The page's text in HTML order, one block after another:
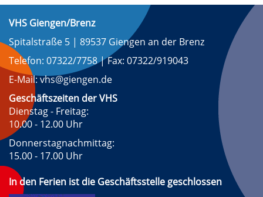
VHS Giengen/Brenz
Spitalstraße 5 | 89537 Giengen an der Brenz
Telefon: 07322/7758 | Fax: 07322/919043
E-Mail: vhs@giengen.de
Geschäftszeiten der VHS
Dienstag - Freitag:
10.00 - 12.00 Uhr
Donnerstagnachmittag:
15.00 - 17.00 Uhr
In den Ferien ist die Geschäftsstelle geschlossen